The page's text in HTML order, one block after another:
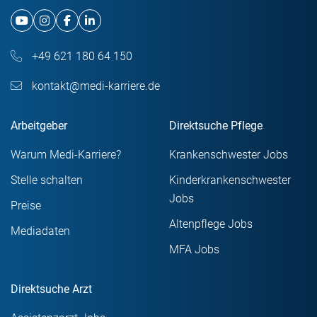
+49 621 180 64 150
kontakt@medi-karriere.de
Arbeitgeber
Warum Medi-Karriere?
Stelle schalten
Preise
Mediadaten
Direktsuche Pflege
Krankenschwester Jobs
Kinderkrankenschwester
Jobs
Altenpflege Jobs
MFA Jobs
Direktsuche Arzt